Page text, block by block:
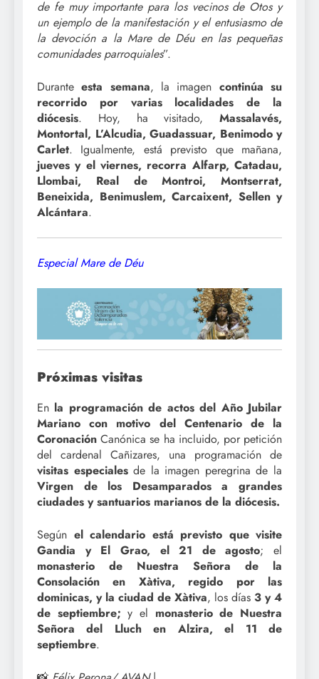
de fe muy importante para los vecinos de Otos y
un ejemplo de la manifestación y el entusiasmo de
la devoción a la Mare de Déu en las pequeñas
comunidades parroquiales”.
Duranteesta semana, la imagen continúa su
recorrido por varias localidades de la
diócesis. Hoy, ha visitado, Massalavés,
Montortal, L’Alcudia, Guadassuar, Benimodo y
Carlet. Igualmente, está previsto que mañana,
jueves y el viernes, recorra Alfarp, Catadau,
Llombai, Real de Montroi, Montserrat,
Beneixida, Benimuslem, Carcaixent, Sellen y
Alcántara.
Especial Mare de Déu
Próximas visitas
En la programación de actos del Año Jubilar
Mariano con motivo del Centenario de la
Coronación Canónica se ha incluido, por petición
del cardenal Cañizares, una programación de
visitas especialesde la imagen peregrina de la
Virgen de los Desamparados a grandes
ciudades y santuarios marianos de la diócesis.
Según el calendario está previsto que visite
Gandia y El Grao, el 21 de agosto; el
monasterio de Nuestra Señora de la
Consolación en Xàtiva, regido por las
dominicas, y la ciudad de Xàtiva, los días 3 y 4
de septiembre; y el monasterio de Nuestra
Señora del Lluch en Alzira, el 11 de
septiembre.